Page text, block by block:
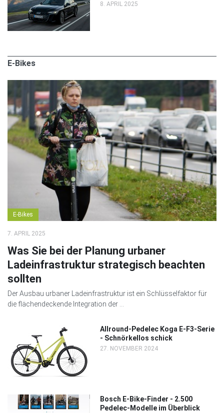
8. APRIL 2025
E-Bikes
E-Bikes
7. APRIL 2025
Was Sie bei der Planung urbaner
Ladeinfrastruktur strategisch beachten
sollten
Der Ausbau urbaner Ladeinfrastruktur ist ein Schlüsselfaktor für
die flächendeckende Integration der ...
Allround-Pedelec Koga E-F3-Serie
- Schnörkellos schick
27. NOVEMBER 2024
Bosch E-Bike-Finder - 2.500
Pedelec-Modelle im Überblick